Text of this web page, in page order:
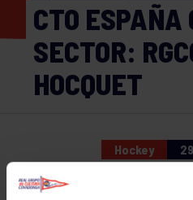
CTO ESPAÑA
SECTOR:
HOCQUET
Hockey